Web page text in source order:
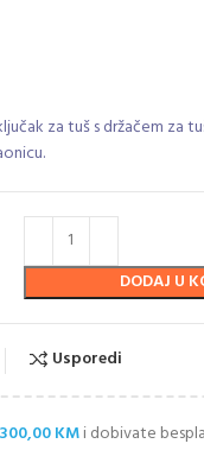
za tuš s držačem
DODAJ U
Usporedi
300,00KMi dobivate